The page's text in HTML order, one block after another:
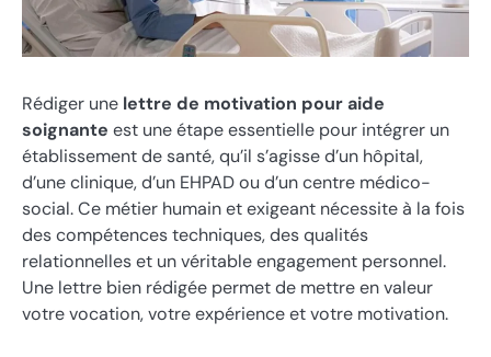
Rédiger une lettre de motivation pour aide
soignante est une étape essentielle pour intégrer un
établissement de santé, qu’il s’agisse d’un hôpital,
d’une clinique, d’un EHPAD ou d’un centre médico-
social. Ce métier humain et exigeant nécessite à la fois
des compétences techniques, des qualités
relationnelles et un véritable engagement personnel.
Une lettre bien rédigée permet de mettre en valeur
votre vocation, votre expérience et votre motivation.